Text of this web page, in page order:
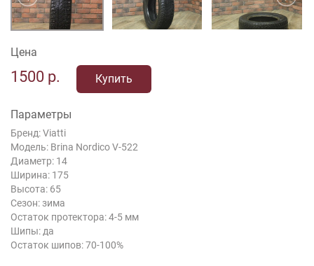
Цена
1500 р. Купить
Параметры
Бренд: Viatti
Модель: Brina Nordico V-522
Диаметр: 14
Ширина: 175
Высота: 65
Сезон: зима
Остаток протектора: 4-5 мм
Шипы: да
Остаток шипов: 70-100%